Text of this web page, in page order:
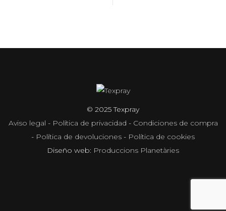
© 2025 Texpray
Aviso legal - Política de privacidad - Condiciones de compra
- Política de devoluciones - Política de cookies
Diseño web: Produccions Planetàries